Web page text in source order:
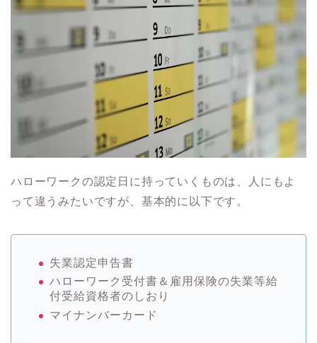
ハローワークの認定日に持っていくものは、人にもよ
って違うみたいですが、基本的に以下です。
失業認定申告書
ハローワーク受付書＆雇用保険の失業等給
付受給資格者のしおり
マイナンバーカード